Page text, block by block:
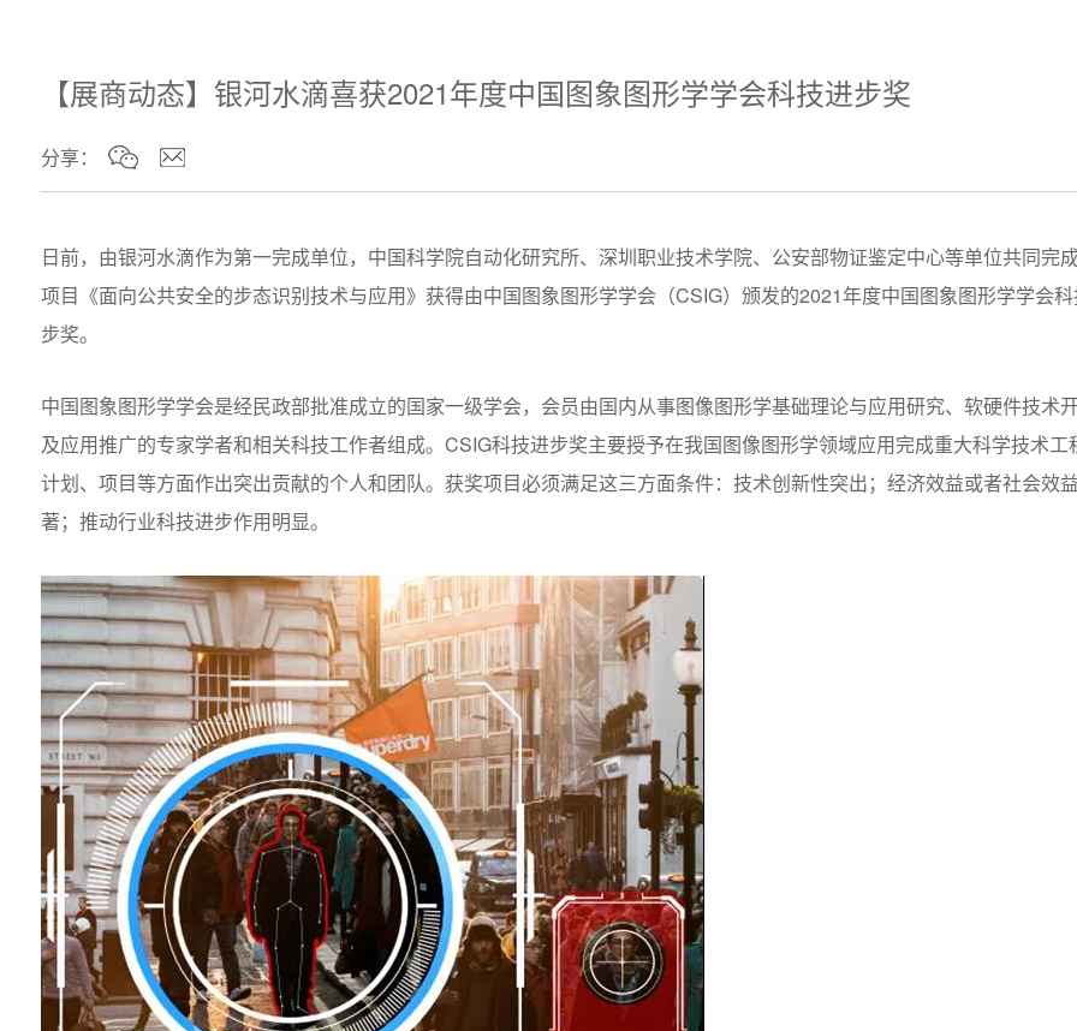
【展商动态】银河水滴喜获2021年度中国图象图形学学会科技进步奖
分享：
日前，由银河水滴作为第一完成单位，中国科学院自动化研究所、深圳职业技术学院、公安部物证鉴定中心等单位共同完
项目《面向公共安全的步态识别技术与应用》获得由中国图象图形学学会（CSIG）颁发的2021年度中国图象图形学学会
步奖。
中国图象图形学学会是经民政部批准成立的国家一级学会，会员由国内从事图像图形学基础理论与应用研究、软硬件技术
及应用推广的专家学者和相关科技工作者组成。CSIG科技进步奖主要授予在我国图像图形学领域应用完成重大科学技术工
计划、项目等方面作出突出贡献的个人和团队。获奖项目必须满足这三方面条件：技术创新性突出；经济效益或者社会效
著；推动行业科技进步作用明显。